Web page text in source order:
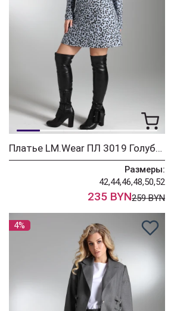
Платье LM.Wear ПЛ 3019 Голубой, чёрный
Размеры:
42,44,46,48,50,52
235 BYN259 BYN
4%